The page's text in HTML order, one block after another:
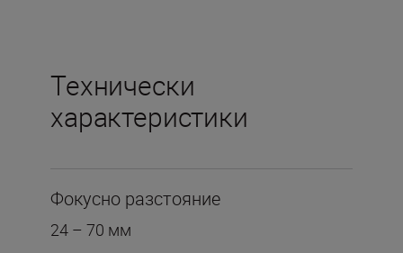
Технически
характеристики
Фокусно разстояние
24 – 70 мм